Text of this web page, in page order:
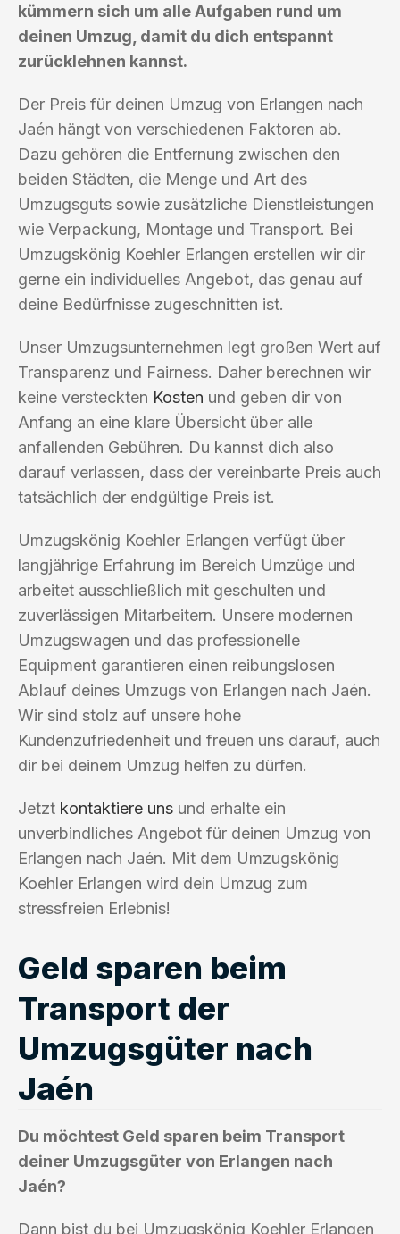
kümmern sich um alle Aufgaben rund um
deinen Umzug, damit du dich entspannt
zurücklehnen kannst.
Der Preis für deinen Umzug von Erlangen nach
Jaén hängt von verschiedenen Faktoren ab.
Dazu gehören die Entfernung zwischen den
beiden Städten, die Menge und Art des
Umzugsguts sowie zusätzliche Dienstleistungen
wie Verpackung, Montage und Transport. Bei
Umzugskönig Koehler Erlangen erstellen wir dir
gerne ein individuelles Angebot, das genau auf
deine Bedürfnisse zugeschnitten ist.
Unser Umzugsunternehmen legt großen Wert auf
Transparenz und Fairness. Daher berechnen wir
keine versteckten Kosten und geben dir von
Anfang an eine klare Übersicht über alle
anfallenden Gebühren. Du kannst dich also
darauf verlassen, dass der vereinbarte Preis auch
tatsächlich der endgültige Preis ist.
Umzugskönig Koehler Erlangen verfügt über
langjährige Erfahrung im Bereich Umzüge und
arbeitet ausschließlich mit geschulten und
zuverlässigen Mitarbeitern. Unsere modernen
Umzugswagen und das professionelle
Equipment garantieren einen reibungslosen
Ablauf deines Umzugs von Erlangen nach Jaén.
Wir sind stolz auf unsere hohe
Kundenzufriedenheit und freuen uns darauf, auch
dir bei deinem Umzug helfen zu dürfen.
Jetzt kontaktiere uns und erhalte ein
unverbindliches Angebot für deinen Umzug von
Erlangen nach Jaén. Mit dem Umzugskönig
Koehler Erlangen wird dein Umzug zum
stressfreien Erlebnis!
Geld sparen beim
Transport der
Umzugsgüter nach
Jaén
Du möchtest Geld sparen beim Transport
deiner Umzugsgüter von Erlangen nach
Jaén?
Dann bist du bei Umzugskönig Koehler Erlangen